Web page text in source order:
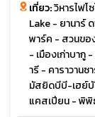
เที่ยว:วิหารไฟโ
Lake - ยานาร์
พาร์ค - สวนขอ
- เมืองเก่าบา
ารี - คาราวาน
มัสยิดบีบี-เฮย์บั
แคสเปียน - พิ